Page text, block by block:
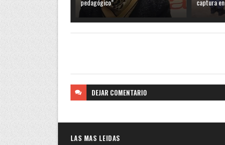
pedagógico”
captura
DEJAR COMENTARIO
LAS MAS LEIDAS